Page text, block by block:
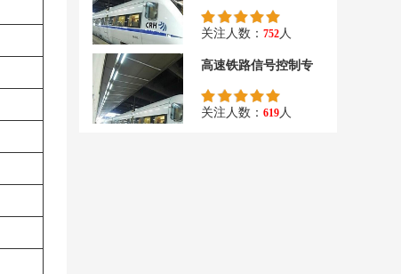
关注人数： 752人
高速铁路信号控制专
关注人数： 619人